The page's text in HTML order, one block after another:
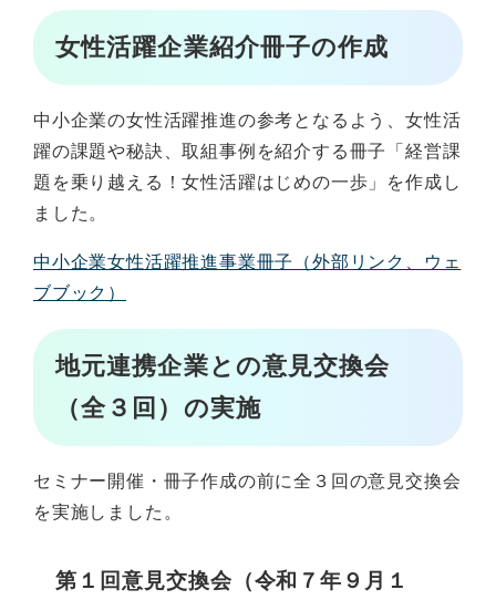
女性活躍企業紹介冊子の作成
中小企業の女性活躍推進の参考となるよう、女性活
躍の課題や秘訣、取組事例を紹介する冊子「経営課
題を乗り越える！女性活躍はじめの一歩」を作成し
ました。
中小企業女性活躍推進事業冊子（外部リンク、ウェ
ブブック）
地元連携企業との意見交換会
（全３回）の実施
セミナー開催・冊子作成の前に全３回の意見交換会
を実施しました。
第１回意見交換会（令和７年９月１